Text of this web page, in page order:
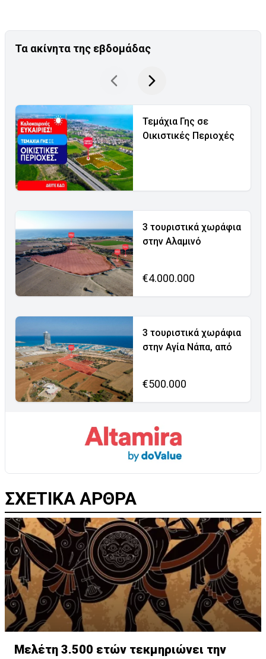
Τα ακίνητα της εβδομάδας
Τεμάχια Γης σε
Οικιστικές Περιοχές
3 τουριστικά χωράφια
στην Αλαμινό
€4.000.000
3 τουριστικά χωράφια
στην Αγία Νάπα, από
€500.000
ΣΧΕΤΙΚΑ ΑΡΘΡΑ
Μελέτη 3.500 ετών τεκμηριώνει την